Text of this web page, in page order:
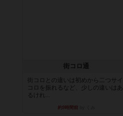
街コロ通
街コロとの違いは初めから二つサイ
コロを振れるなど、少しの違いはあ
るけれ...
約9時間前